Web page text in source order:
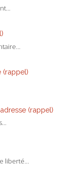
(rappel)
(rappel)
liberté...